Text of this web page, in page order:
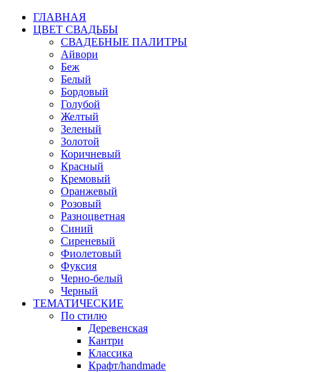
ГЛАВНАЯ
ЦВЕТ СВАДЬБЫ
СВАДЕБНЫЕ ПАЛИТРЫ
Айвори
Беж
Белый
Бордовый
Голубой
Желтый
Зеленый
Золотой
Коричневый
Красный
Кремовый
Оранжевый
Розовый
Разноцветная
Синий
Сиреневый
Фиолетовый
Фуксия
Черно-белый
Черный
ТЕМАТИЧЕСКИЕ
По стилю
Деревенская
Кантри
Классика
Крафт/handmade